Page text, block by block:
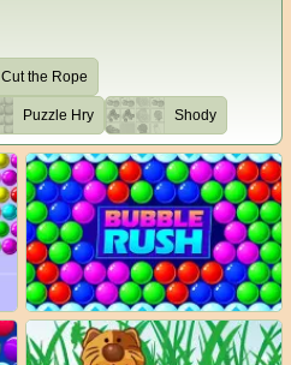
Cut the Rope
Puzzle Hry Shody